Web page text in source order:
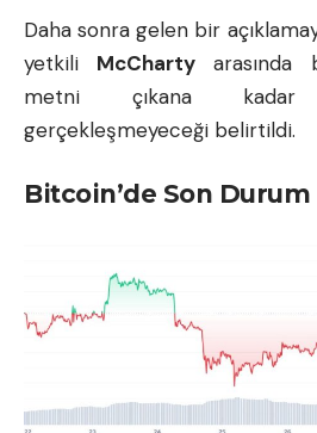
Daha sonra gelen bir
yetkili McCharty arasında
metni çıkana
gerçekleşmeyeceği belirtildi.
Bitcoin’de Son Durum